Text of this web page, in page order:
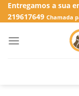
SkipEntregamos a sua
219617649 Chamada